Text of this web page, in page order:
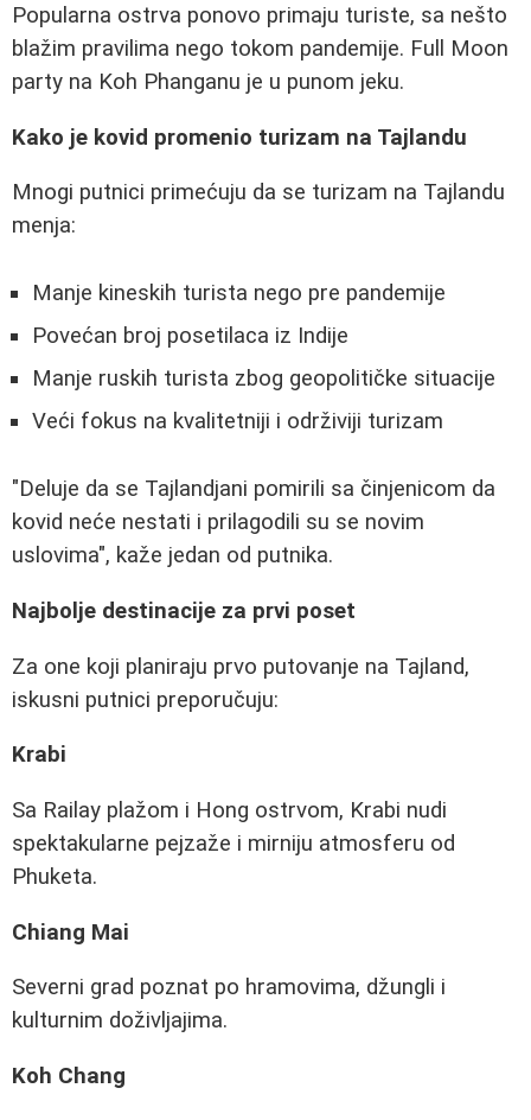
Popularna ostrva ponovo primaju turiste, sa nešto
blažim pravilima nego tokom pandemije. Full Moon
party na Koh Phanganu je u punom jeku.
Kako je kovid promenio turizam na Tajlandu
Mnogi putnici primećuju da se turizam na Tajlandu
menja:
Manje kineskih turista nego pre pandemije
Povećan broj posetilaca iz Indije
Manje ruskih turista zbog geopolitičke situacije
Veći fokus na kvalitetniji i održiviji turizam
"Deluje da se Tajlandjani pomirili sa činjenicom da
kovid neće nestati i prilagodili su se novim
uslovima", kaže jedan od putnika.
Najbolje destinacije za prvi poset
Za one koji planiraju prvo putovanje na Tajland,
iskusni putnici preporučuju:
Krabi
Sa Railay plažom i Hong ostrvom, Krabi nudi
spektakularne pejzaže i mirniju atmosferu od
Phuketa.
Chiang Mai
Severni grad poznat po hramovima, džungli i
kulturnim doživljajima.
Koh Chang